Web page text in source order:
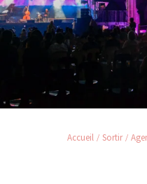
Accueil Sortir